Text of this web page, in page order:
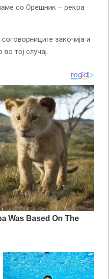
со Орешник – рекоа
закочија и
тој случај.